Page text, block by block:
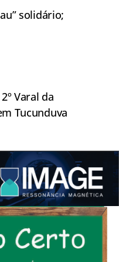
solidário;
Varal da
Tucunduva